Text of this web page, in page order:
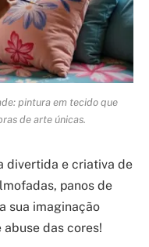
pintura em tecido que
de arte únicas.
divertida e criativa de
panos de
sua imaginação
das cores!